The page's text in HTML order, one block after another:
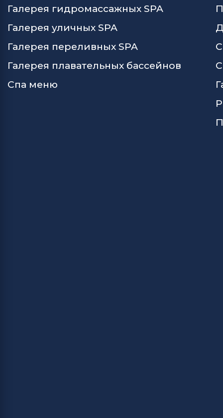
Галерея гидромассажных SPA
Галерея уличных SPA
Галерея переливных SPA
Галерея плавательных бассейнов
Спа меню